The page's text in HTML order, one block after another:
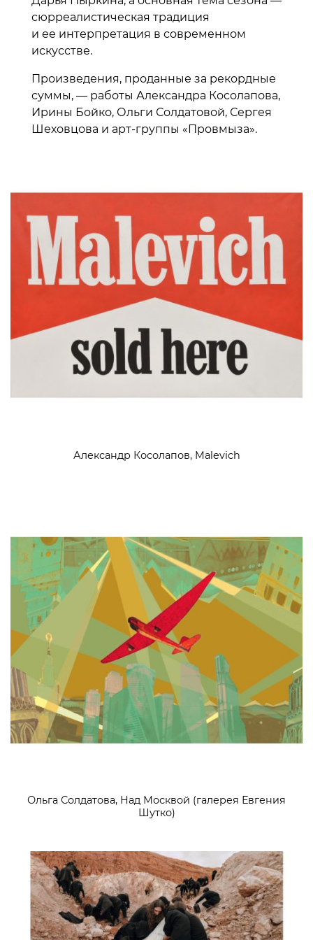
сюрреалистическая традиция
и ее интерпретация в современном
искусстве.
Произведения, проданные за рекордные
суммы, — работы Александра Косолапова,
Ирины Бойко, Ольги Солдатовой, Сергея
Шеховцова и арт-группы «Провмыза».
Александр Косолапов, Malevich
Ольга Солдатова, Над Москвой (галерея Евгения
Шутко)